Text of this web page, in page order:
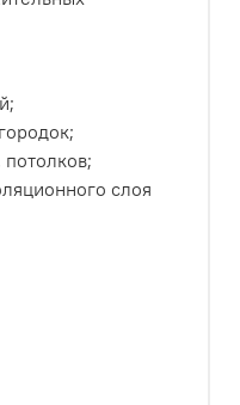
потолков;
слоя